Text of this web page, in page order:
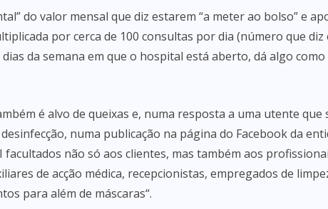
do valor mensal que diz estarem “a meter ao bolso” e
por cerca de 100 consultas por dia (número que diz
da semana em que o hospital está aberto, dá algo
é alvo de queixas e, numa resposta a uma utente que
numa publicação na página do Facebook da
facultados não só aos clientes, mas também aos
de acção médica, recepcionistas, empregados de
para além de máscaras“.